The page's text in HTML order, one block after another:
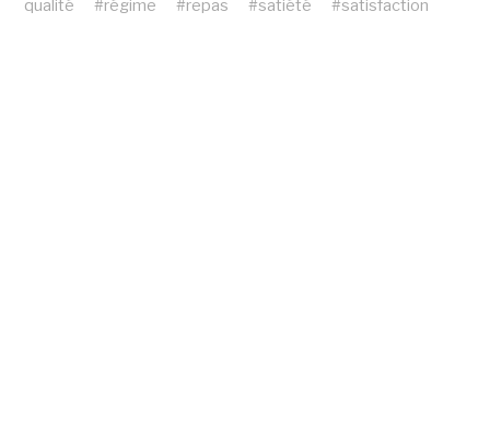
qualité
#régime #repas #satiété #satisfaction